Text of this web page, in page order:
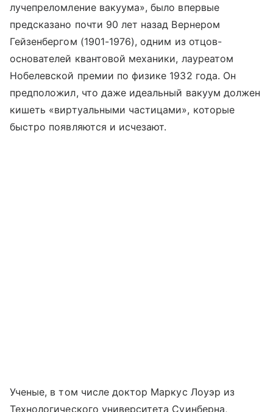
лучепреломление вакуума», было впервые
предсказано почти 90 лет назад Вернером
Гейзенбергом (1901-1976), одним из отцов-
основателей квантовой механики, лауреатом
Нобелевской премии по физике 1932 года. Он
предположил, что даже идеальный вакуум должен
кишеть «виртуальными частицами», которые
быстро появляются и исчезают.
Ученые, в том числе доктор Маркус Лоуэр из
Технологического университета Суинберна,